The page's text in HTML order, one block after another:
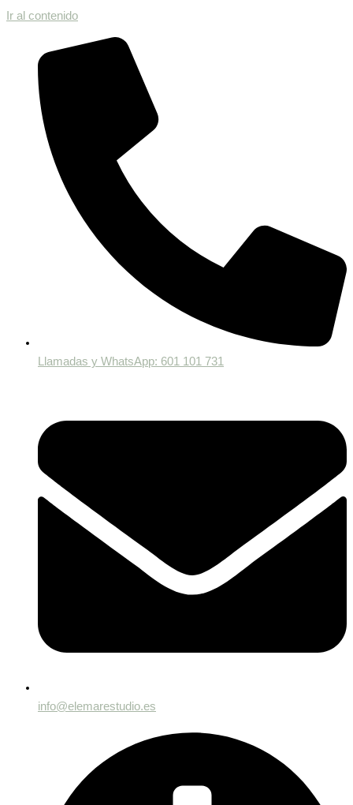
Ir al contenido
Llamadas y WhatsApp: 601 101 731
info@elemarestudio.es